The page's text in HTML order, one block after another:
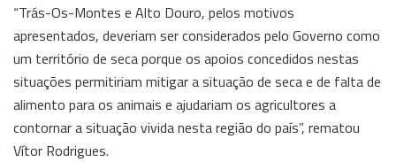
“Trás-Os-Montes e Alto Douro, pelos motivos
apresentados, deveriam ser considerados pelo Governo como
um território de seca porque os apoios concedidos nestas
situações permitiriam mitigar a situação de seca e de falta de
alimento para os animais e ajudariam os agricultores a
contornar a situação vivida nesta região do país”, rematou
Vítor Rodrigues.